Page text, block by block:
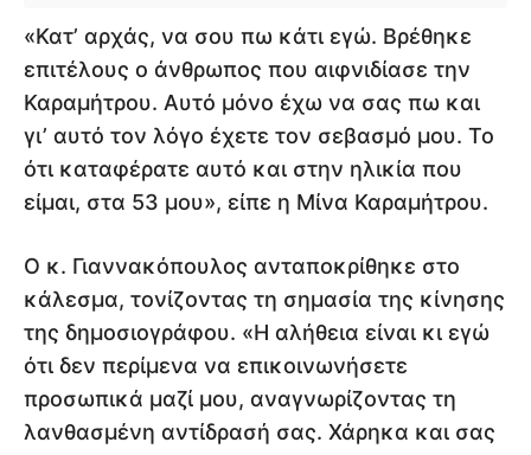
«Κατ’ αρχάς, να σου πω κάτι εγώ. Βρέθηκε
επιτέλους ο άνθρωπος που αιφνιδίασε την
Καραμήτρου. Αυτό μόνο έχω να σας πω και
γι’ αυτό τον λόγο έχετε τον σεβασμό μου. Το
ότι καταφέρατε αυτό και στην ηλικία που
είμαι, στα 53 μου», είπε η Μίνα Καραμήτρου.
Ο κ. Γιαννακόπουλος ανταποκρίθηκε στο
κάλεσμα, τονίζοντας τη σημασία της κίνησης
της δημοσιογράφου. «Η αλήθεια είναι κι εγώ
ότι δεν περίμενα να επικοινωνήσετε
προσωπικά μαζί μου, αναγνωρίζοντας τη
λανθασμένη αντίδρασή σας. Χάρηκα και σας